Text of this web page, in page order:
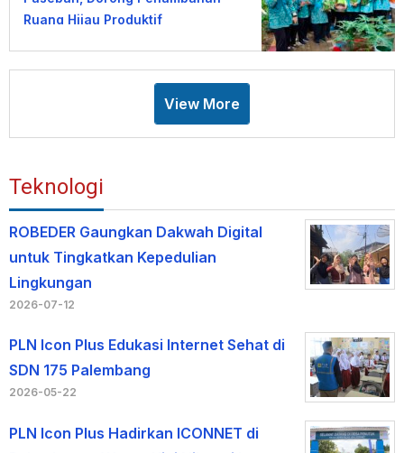
Ruang Hijau Produktif
View More
Teknologi
ROBEDER Gaungkan Dakwah Digital
untuk Tingkatkan Kepedulian
Lingkungan
2026-07-12
PLN Icon Plus Edukasi Internet Sehat di
SDN 175 Palembang
2026-05-22
PLN Icon Plus Hadirkan ICONNET di